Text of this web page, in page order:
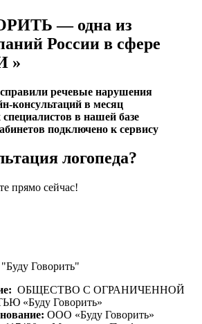
— одна из
России в сфере
»
речевые нарушения
консультаций в месяц
в нашей базе
подключено к сервису
логопеда?
прямо сейчас!
Говорить"
ОБЩЕСТВО С ОГРАНИЧЕННОЙ
«Буду Говорить»
ООО «Буду Говорить»